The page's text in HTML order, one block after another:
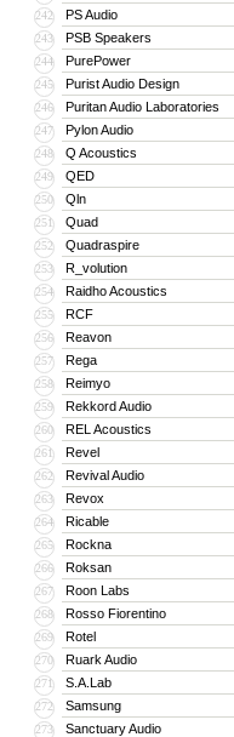
242 PS Audio
243 PSB Speakers
244 PurePower
245 Purist Audio Design
246 Puritan Audio Laboratories
247 Pylon Audio
248 Q Acoustics
249 QED
250 Qln
251 Quad
252 Quadraspire
253 R_volution
254 Raidho Acoustics
255 RCF
256 Reavon
257 Rega
258 Reimyo
259 Rekkord Audio
260 REL Acoustics
261 Revel
262 Revival Audio
263 Revox
264 Ricable
265 Rockna
266 Roksan
267 Roon Labs
268 Rosso Fiorentino
269 Rotel
270 Ruark Audio
271 S.A.Lab
272 Samsung
273 Sanctuary Audio